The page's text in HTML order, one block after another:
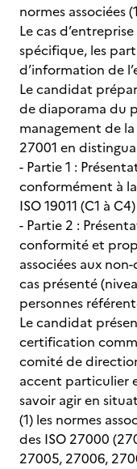
normes associées
Le cas
spécifique, les
d’information de
Le candidat
de diaporama du
management de
27001 en
- Partie 1 :
conformément à
ISO 19011 (C1 à C4)
- Partie 2 :
conformité et
associées aux
cas présenté
personnes
Le candidat
certification
comité de
accent particulier
savoir agir en
(1) les normes
des ISO 27000
27005, 27006,